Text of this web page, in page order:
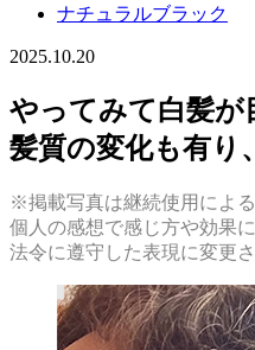
ナチュラルブラック
2025.10.20
やってみて白髪が
髪質の変化も有り
※掲載写真は継続使用によ
個人の感想で感じ方や効果
法令に遵守した表現に変更